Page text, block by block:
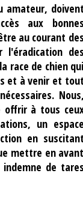
amateur,
aux
au courant
l'éradication
race de chien
et à venir et
offrir à tous
un
en
mettre en
indemne de